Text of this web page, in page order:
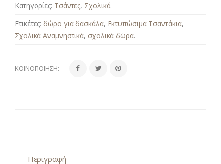
Κατηγορίες: Τσάντες, Σχολικά.
Ετικέτες: δώρο για δασκάλα, Εκτυπώσιμα Τσαντάκια,
Σχολικά Αναμνηστικά, σχολικά δώρα.
ΚΟΙΝΟΠΟΊΗΣΗ:
Περιγραφή